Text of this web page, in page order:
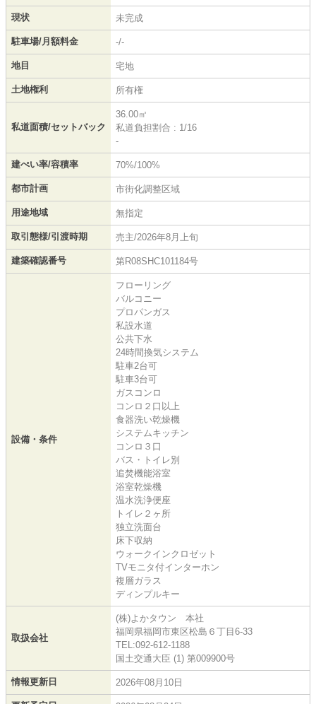
現状 未完成
駐車場/月額料金 -/-
地目 宅地
土地権利 所有権
私道面積/セットバック
36.00㎡
私道負担割合 : 1/16
-
建ぺい率/容積率 70%/100%
都市計画 市街化調整区域
用途地域 無指定
取引態様/引渡時期 売主/2026年8月上旬
建築確認番号 第R08SHC101184号
設備・条件
フローリング
バルコニー
プロパンガス
私設水道
公共下水
24時間換気システム
駐車2台可
駐車3台可
ガスコンロ
コンロ２口以上
食器洗い乾燥機
システムキッチン
コンロ３口
バス・トイレ別
追焚機能浴室
浴室乾燥機
温水洗浄便座
トイレ２ヶ所
独立洗面台
床下収納
ウォークインクロゼット
TVモニタ付インターホン
複層ガラス
ディンプルキー
取扱会社
(株)よかタウン 本社
福岡県福岡市東区松島６丁目6-33
TEL:092-612-1188
国土交通大臣 (1) 第009900号
情報更新日 2026年08月10日